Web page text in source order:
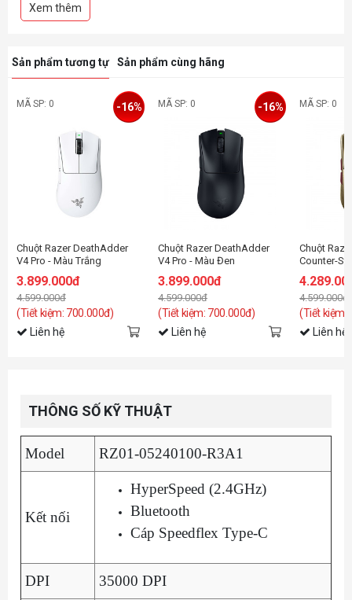
Led RGB tại con lăn cuộn chuột
Xem thêm
Sản phẩm tương tự Sản phẩm cùng hãng
MÃ SP: 0
Chuột Razer DeathAdder
V4 Pro - Màu Trắng
3.899.000đ
4.599.000đ
(Tiết kiệm: 700.000đ)
-16%
Liên hệ
MÃ SP: 0
Chuột Razer DeathAdder
V4 Pro - Màu Đen
3.899.000đ
4.599.000đ
(Tiết kiệm: 700.000đ)
-16%
Liên hệ
MÃ SP: 0
Chuột
Counter-
4.599.000đ
(Tiết kiệm:
Liên hệ
THÔNG SỐ KỸ THUẬT
Model RZ01-05240100-R3A1
Kết nối
HyperSpeed (2.4GHz)
Bluetooth
Cáp Speedflex Type-C
DPI 35000 DPI